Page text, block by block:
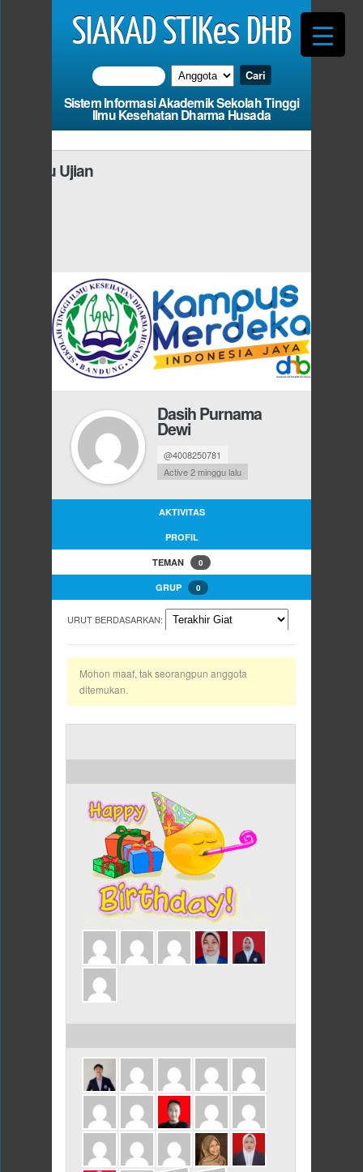
SIAKAD STIKes DHB
Sistem Informasi Akademik Sekolah Tinggi
Ilmu Kesehatan Dharma Husada
Ujian
Dasih Purnama
Dewi
@4008250781
Active 2 minggu lalu
AKTIVITAS
PROFIL
TEMAN 0
GRUP 0
URUT BERDASARKAN:
Mohon maaf, tak seorangpun anggota
ditemukan.